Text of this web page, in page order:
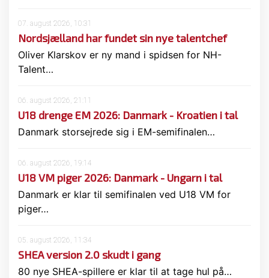
07. august 2026, 10:31
Nordsjælland har fundet sin nye talentchef
Oliver Klarskov er ny mand i spidsen for NH-
Talent…
06. august 2026, 21:11
U18 drenge EM 2026: Danmark - Kroatien i tal
Danmark storsejrede sig i EM-semifinalen…
06. august 2026, 19:14
U18 VM piger 2026: Danmark - Ungarn i tal
Danmark er klar til semifinalen ved U18 VM for
piger…
05. august 2026, 11:34
SHEA version 2.0 skudt i gang
80 nye SHEA-spillere er klar til at tage hul på…